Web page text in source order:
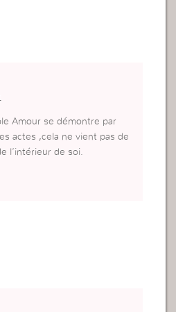
Amour se démontre par
actes ,cela ne vient pas de
l’intérieur de soi.